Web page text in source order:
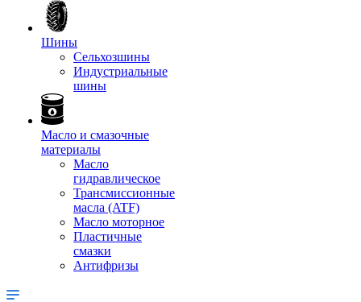
Шины
Сельхозшины
Индустриальные
шины
Масло и смазочные
материалы
Масло
гидравлическое
Трансмиссионные
масла (ATF)
Масло моторное
Пластичные
смазки
Антифризы